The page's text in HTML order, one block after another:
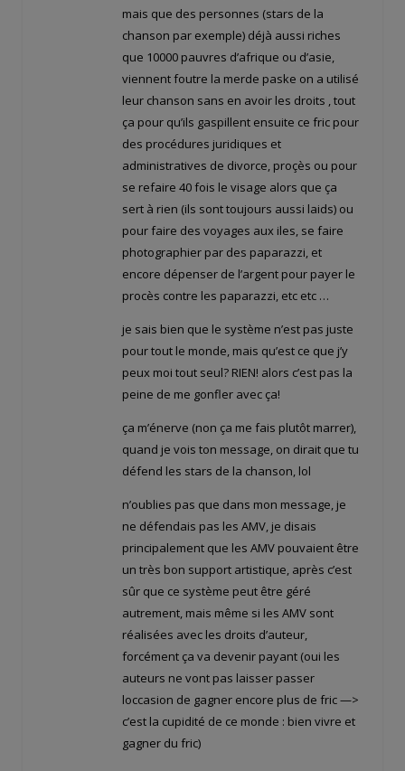
mais que des personnes (stars de la
chanson par exemple) déjà aussi riches
que 10000 pauvres d’afrique ou d’asie,
viennent foutre la merde paske on a utilisé
leur chanson sans en avoir les droits , tout
ça pour qu’ils gaspillent ensuite ce fric pour
des procédures juridiques et
administratives de divorce, proçès ou pour
se refaire 40 fois le visage alors que ça
sert à rien (ils sont toujours aussi laids) ou
pour faire des voyages aux iles, se faire
photographier par des paparazzi, et
encore dépenser de l’argent pour payer le
procès contre les paparazzi, etc etc …
je sais bien que le système n’est pas juste
pour tout le monde, mais qu’est ce que j’y
peux moi tout seul? RIEN! alors c’est pas la
peine de me gonfler avec ça!
ça m’énerve (non ça me fais plutôt marrer),
quand je vois ton message, on dirait que tu
défend les stars de la chanson, lol
n’oublies pas que dans mon message, je
ne défendais pas les AMV, je disais
principalement que les AMV pouvaient être
un très bon support artistique, après c’est
sûr que ce système peut être géré
autrement, mais même si les AMV sont
réalisées avec les droits d’auteur,
forcément ça va devenir payant (oui les
auteurs ne vont pas laisser passer
loccasion de gagner encore plus de fric —>
c’est la cupidité de ce monde : bien vivre et
gagner du fric)